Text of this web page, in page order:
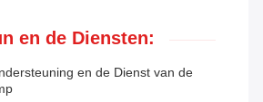
en de Diensten:
en de Dienst van de